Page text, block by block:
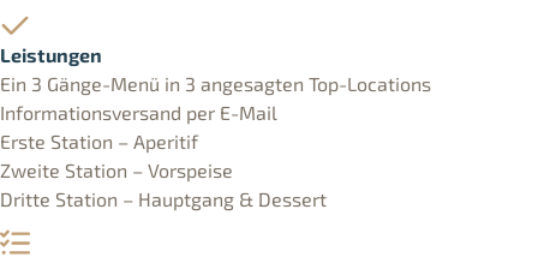
Leistungen
Ein 3 Gänge-Menü in 3 angesagten Top-Locations
Informationsversand per E-Mail
Erste Station – Aperitif
Zweite Station – Vorspeise
Dritte Station – Hauptgang & Dessert